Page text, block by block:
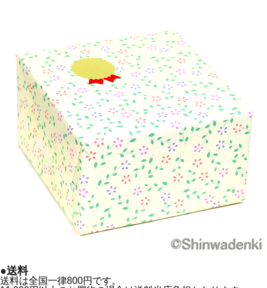
鉄の保温力で茶葉の旨みを最大限に引き出す
鉄の優れた保温性により茶葉の旨味をじっくりと引き出しま
冷めにくい鉄の特性を活かすことで、お茶本来の香りと旨み
が最大限に抽出され深い味わいを堪能できます。
内面のホーロー加工により急須から鉄分が溶け出す心配がな
す。
●送料
送料は全国一律800円です。